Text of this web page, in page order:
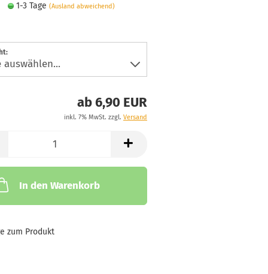
1-3 Tage (Ausland abweichend)
ab 6,90 EUR
inkl. 7% MwSt. zzgl. Versand
In den Warenkorb
zum Produkt